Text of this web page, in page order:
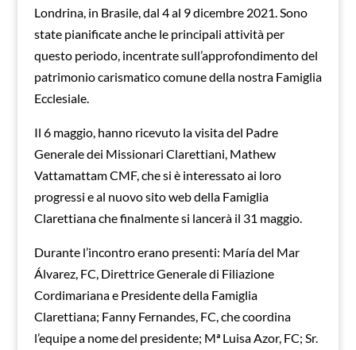
Londrina, in Brasile, dal 4 al 9 dicembre 2021. Sono
state pianificate anche le principali attività per
questo periodo, incentrate sull’approfondimento del
patrimonio carismatico comune della nostra Famiglia
Ecclesiale.
Il 6 maggio, hanno ricevuto la visita del Padre
Generale dei Missionari Clarettiani, Mathew
Vattamattam CMF, che si è interessato ai loro
progressi e al nuovo sito web della Famiglia
Clarettiana che finalmente si lancerà il 31 maggio.
Durante l’incontro erano presenti: María del Mar
Álvarez, FC, Direttrice Generale di Filiazione
Cordimariana e Presidente della Famiglia
Clarettiana; Fanny Fernandes, FC, che coordina
l’equipe a nome del presidente; Mª Luisa Azor, FC; Sr.